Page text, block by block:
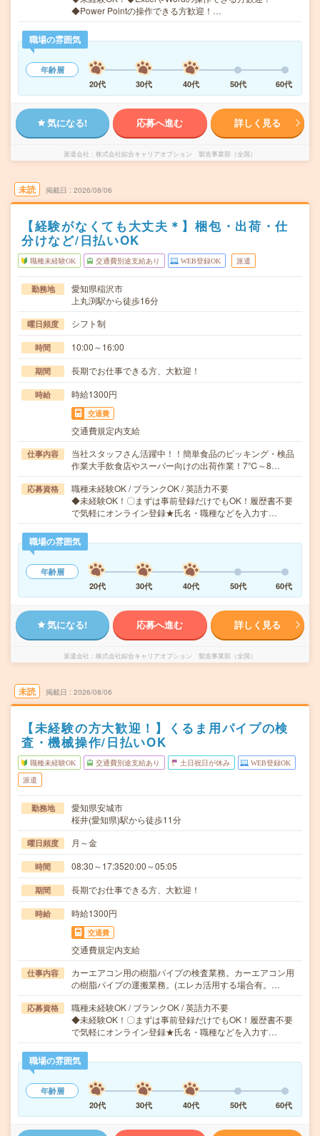
◆Power Pointの操作できる方歓迎！…
職場の雰囲気
年齢層
20代
30代 40代 50代 60代
気になる! 応募へ進む 詳しく見る
派遣会社 株式会社綜合キャリアオプション 製造事業部（全国）
未読 掲載日 2026/08/06
【経験がなくても大丈夫＊】梱包・出荷・仕
分けなど/日払いOK
職種未経験OK 交通費別途支給あり WEB登録OK 派遣
勤務地
愛知県稲沢市
上丸渕駅から徒歩16分
曜日頻度 シフト制
時間 10:00～16:00
期間 長期でお仕事できる方、大歓迎！
時給 時給1300円
交通費
交通費規定内支給
仕事内容
当社スタッフさん活躍中！！簡単食品のピッキング・検品
作業大手飲食店やスーパー向けの出荷作業！7℃～8…
応募資格
職種未経験OK / ブランクOK / 英語力不要
◆未経験OK！〇まずは事前登録だけでもOK！履歴書不要
で気軽にオンライン登録★氏名・職種などを入力す…
職場の雰囲気
年齢層
20代
30代 40代 50代 60代
気になる! 応募へ進む 詳しく見る
派遣会社 株式会社綜合キャリアオプション 製造事業部（全国）
未読 掲載日 2026/08/06
【未経験の方大歓迎！】くるま用パイプの検
査・機械操作/日払いOK
職種未経験OK 交通費別途支給あり 土日祝日が休み WEB登録OK
派遣
勤務地
愛知県安城市
桜井(愛知県)駅から徒歩11分
曜日頻度 月～金
時間 08:30～17:3520:00～05:05
期間 長期でお仕事できる方、大歓迎！
時給 時給1300円
交通費
交通費規定内支給
仕事内容
カーエアコン用の樹脂パイプの検査業務。カーエアコン用
の樹脂パイプの運搬業務。(エレカ活用する場合有。…
応募資格
職種未経験OK / ブランクOK / 英語力不要
◆未経験OK！〇まずは事前登録だけでもOK！履歴書不要
で気軽にオンライン登録★氏名・職種などを入力す…
職場の雰囲気
年齢層
20代
30代 40代 50代 60代